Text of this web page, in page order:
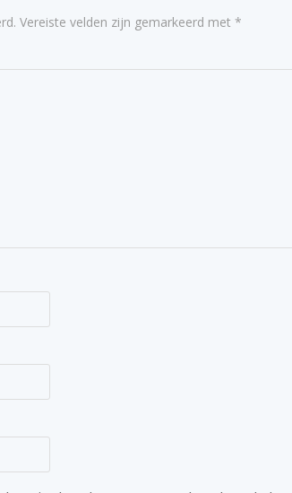
Vereiste velden zijn gemarkeerd met *